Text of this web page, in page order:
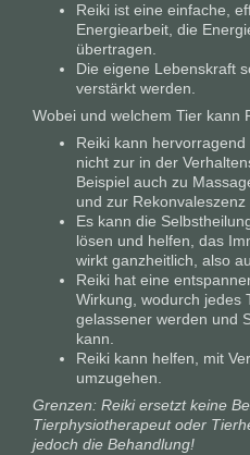
Reiki ist eine einfache,
Energiearbeit, die
übertragen.
Die eigene Lebenskraft
verstärkt werden.
Wobei und welchem Tier kann
Reiki kann
nicht zur in der
Beispiel auch zu
und zur
Es kann die
lösen und helfen, das
wirkt ganzheitlich, also
Reiki hat eine
Wirkung, wodurch jedes
gelassener werden und
kann.
Reiki kann helfen, mit
umzugehen.
Grenzen: Reiki ersetzt keine
Tierphysiotherapeut oder
jedoch die Behandlung!